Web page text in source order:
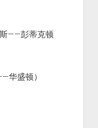
——彭蒂克顿
华盛顿）